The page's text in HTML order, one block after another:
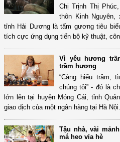
Chị Trịnh Thị
thôn Kinh Nguyên,
tỉnh Hải Dương là tấm gương tiêu
tích cực ứng dụng tiến bộ kỹ thuật,
Vì yêu hương
trầm hương
“Càng hiểu trầm,
chúng tôi” - đó là
lớn lên tại huyện Móng Cái, tỉnh
giao dịch của một ngân hàng tại Hà Nội.
Tậu nhà, vài
má heo vỉa hè